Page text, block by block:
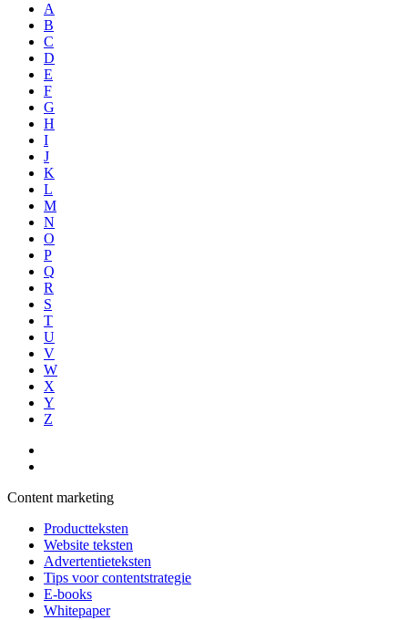
A
B
C
D
E
F
G
H
I
J
K
L
M
N
O
P
Q
R
S
T
U
V
W
X
Y
Z
Content marketing
Productteksten
Website teksten
Advertentieteksten
Tips voor contentstrategie
E-books
Whitepaper